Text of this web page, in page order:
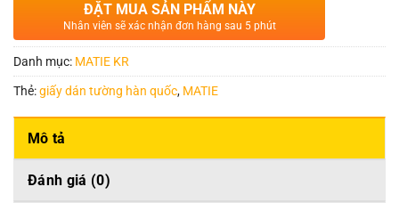
ĐẶT MUA SẢN PHẨM NÀY
Nhân viên sẽ xác nhận đơn hàng sau 5 phút
Danh mục: MATIE KR
Thẻ:giấy dán tường hàn quốc, MATIE
Mô tả
Đánh giá (0)